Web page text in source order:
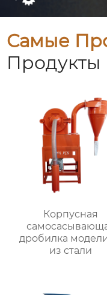
Самые
Продукты
Корпусная
дробилка
из стали